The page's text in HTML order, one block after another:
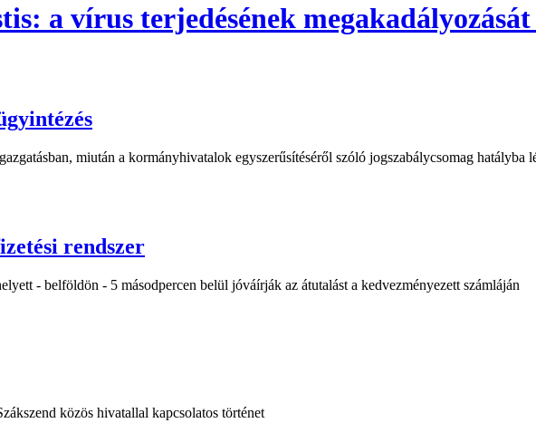
a vírus terjedésének
miután a kormányhivatalok egyszerűsítéséről szóló jogszabálycsomag hatályba
rendszer
- belföldön - 5 másodpercen belül jóváírják az átutalást a kedvezményezett számláján
közös hivatallal kapcsolatos történet